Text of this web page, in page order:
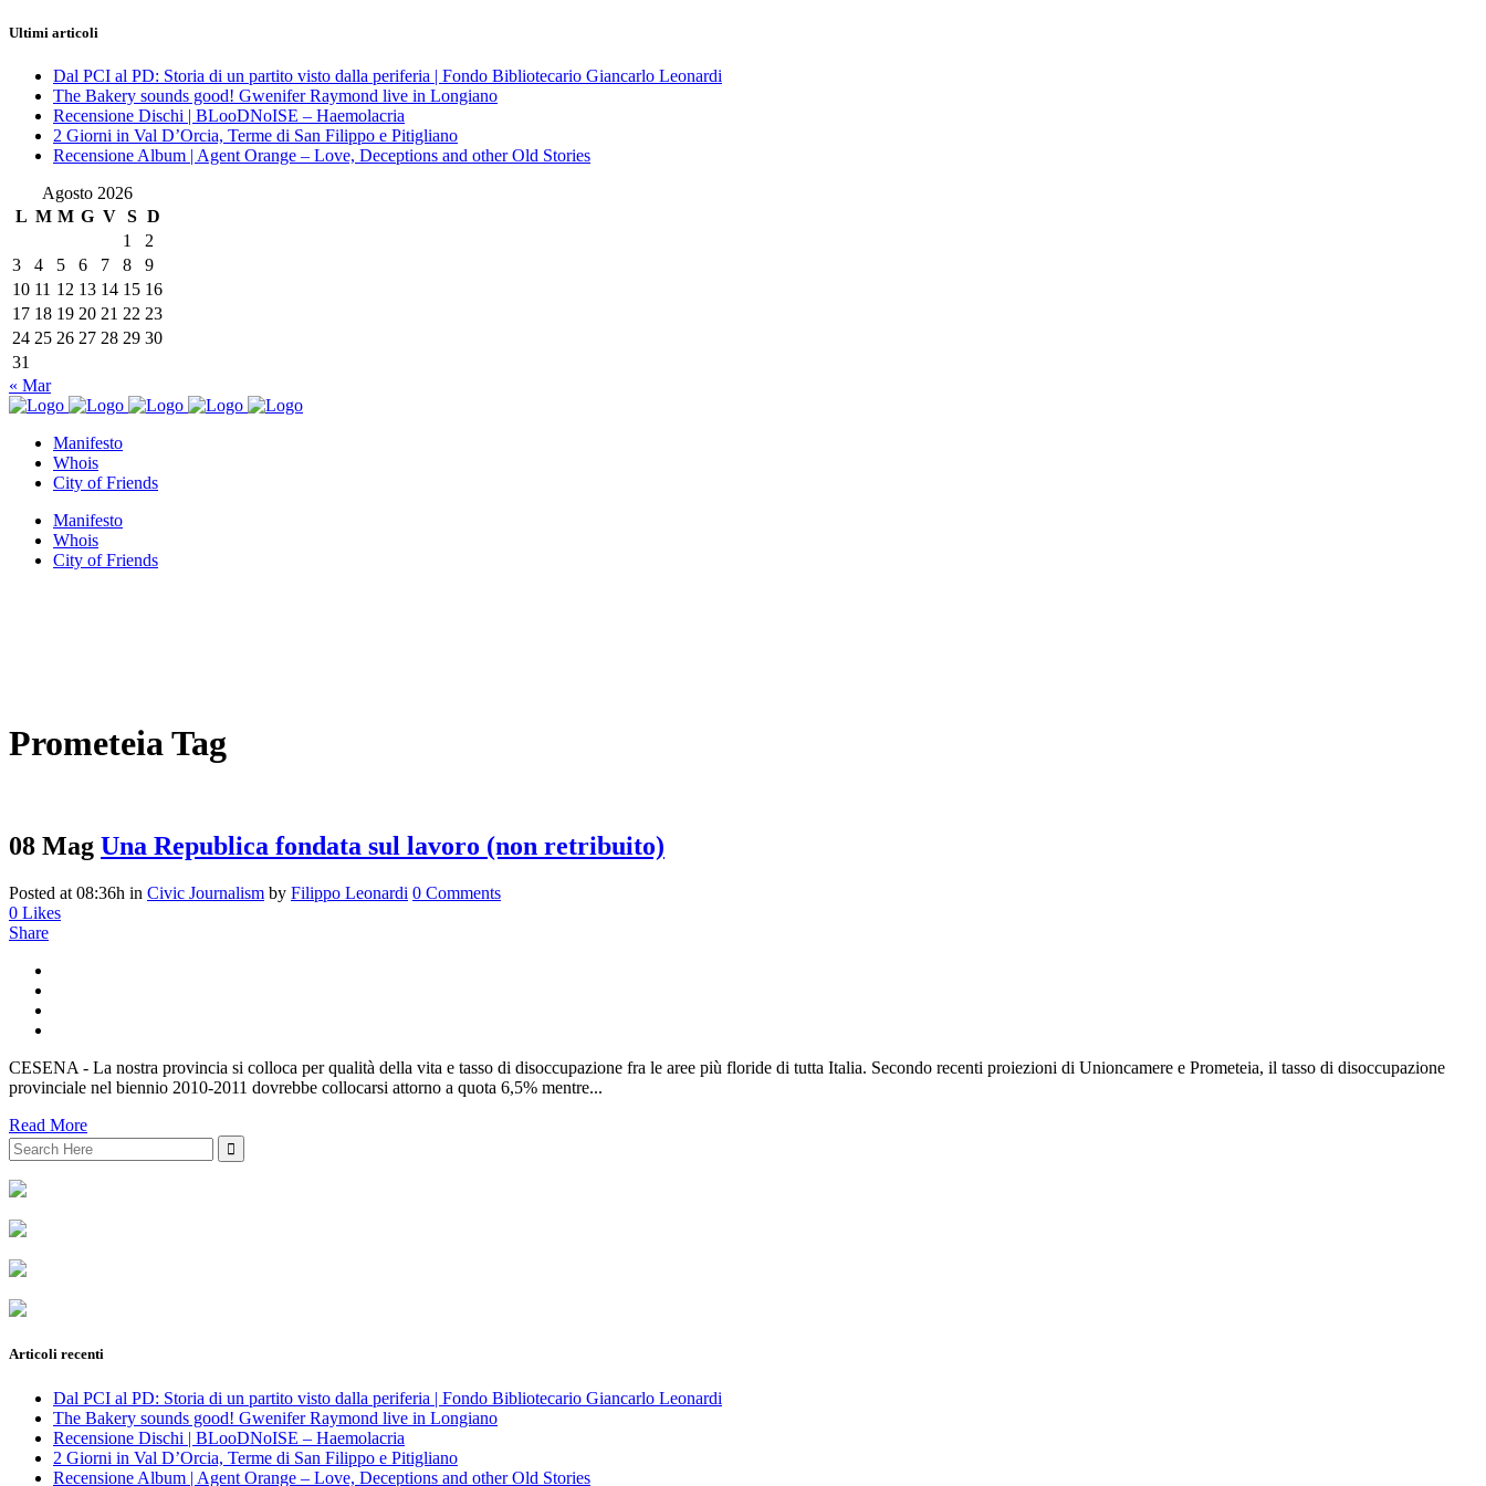
Ultimi articoli
Dal PCI al PD: Storia di un partito visto dalla periferia | Fondo Bibliotecario Giancarlo Leonardi
The Bakery sounds good! Gwenifer Raymond live in Longiano
Recensione Dischi | BLooDNoISE – Haemolacria
2 Giorni in Val D’Orcia, Terme di San Filippo e Pitigliano
Recensione Album | Agent Orange – Love, Deceptions and other Old Stories
Agosto 2026
L M M G V S D
1
2
3
4 5 6 7 8
9
10 11 12 13 14 15 16
17 18 19 20 21 22 23
24 25 26 27 28 29 30
31
« Mar
Manifesto
Whois
City of Friends
Manifesto
Whois
City of Friends
Prometeia Tag
08 Mag Una Republica fondata sul lavoro (non retribuito)
Posted at 08:36h in Civic Journalism by Filippo Leonardi 0 Comments
0 Likes
Share
CESENA - La nostra provincia si colloca per qualità della vita e tasso di disoccupazione fra le aree più floride di tutta Italia. Secondo recenti proiezioni di Unioncamere e Prometeia, il tasso di disoccupazione
provinciale nel biennio 2010-2011 dovrebbe collocarsi attorno a quota 6,5% mentre...
Read More
Search
for:
Articoli recenti
Dal PCI al PD: Storia di un partito visto dalla periferia | Fondo Bibliotecario Giancarlo Leonardi
The Bakery sounds good! Gwenifer Raymond live in Longiano
Recensione Dischi | BLooDNoISE – Haemolacria
2 Giorni in Val D’Orcia, Terme di San Filippo e Pitigliano
Recensione Album | Agent Orange – Love, Deceptions and other Old Stories